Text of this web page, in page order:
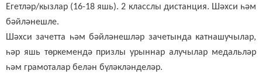
Егетләр/кызлар (16-18 яшь). 2 класслы дистанция. Шәхси һәм
бәйләнешле.
Шәхси зачетта һәм бәйләнешләр зачетында катнашучылар,
һәр яшь төркемендә призлы урыннар алучылар медальләр
һәм грамоталар белән бүләкләнделәр.